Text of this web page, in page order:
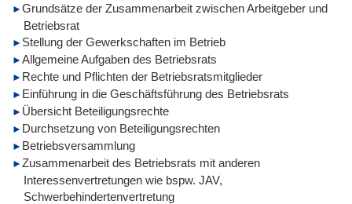
Grundsätze der Zusammenarbeit zwischen Arbeitgeber und
Betriebsrat
Stellung der Gewerkschaften im Betrieb
Allgemeine Aufgaben des Betriebsrats
Rechte und Pflichten der Betriebsratsmitglieder
Einführung in die Geschäftsführung des Betriebsrats
Übersicht Beteiligungsrechte
Durchsetzung von Beteiligungsrechten
Betriebsversammlung
Zusammenarbeit des Betriebsrats mit anderen
Interessenvertretungen wie bspw. JAV,
Schwerbehindertenvertretung